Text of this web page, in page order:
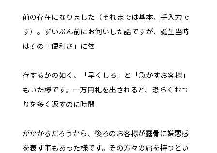
前の存在になりました（それまでは基本、手入力で
す）。ずいぶん前にお伺いした話ですが、誕生当時
はその「便利さ」に依
存するかの如く、「早くしろ」と「急かすお客様」
もいた様です。一万円札を出されると、恐らくおつ
りを多く返すのに時間
がかかるだろうから、後ろのお客様が露骨に嫌悪感
を表す事もあった様です。その方々の肩を持つとい